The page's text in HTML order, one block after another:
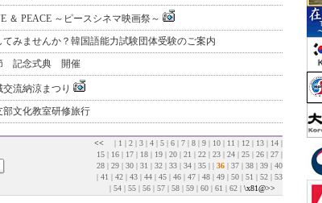
＆ PEACE ～ピースシネマ映画祭～
みませんか？韓国語能力試験団体受験のご案内
記念式典 開催
流納涼まつり
文化教室研修旅行
<< | 1 | 2 | 3 | 4 | 5 | 6 | 7 | 8 | 9 | 10 | 11 | 12 | 13 | 14 |
15 | 16 | 17 | 18 | 19 | 20 | 21 | 22 | 23 | 24 | 25 | 26 | 27 |
28 | 29 | 30 | 31 | 32 | 33 | 34 | 35 | | 36 | 37 | 38 | 39 | 40
| 41 | 42 | 43 | 44 | 45 | 46 | 47 | 48 | 49 | 50 | 51 | 52 | 53
| 54 | 55 | 56 | 57 | 58 | 59 | 60 | 61 | 62 | \x81@>>